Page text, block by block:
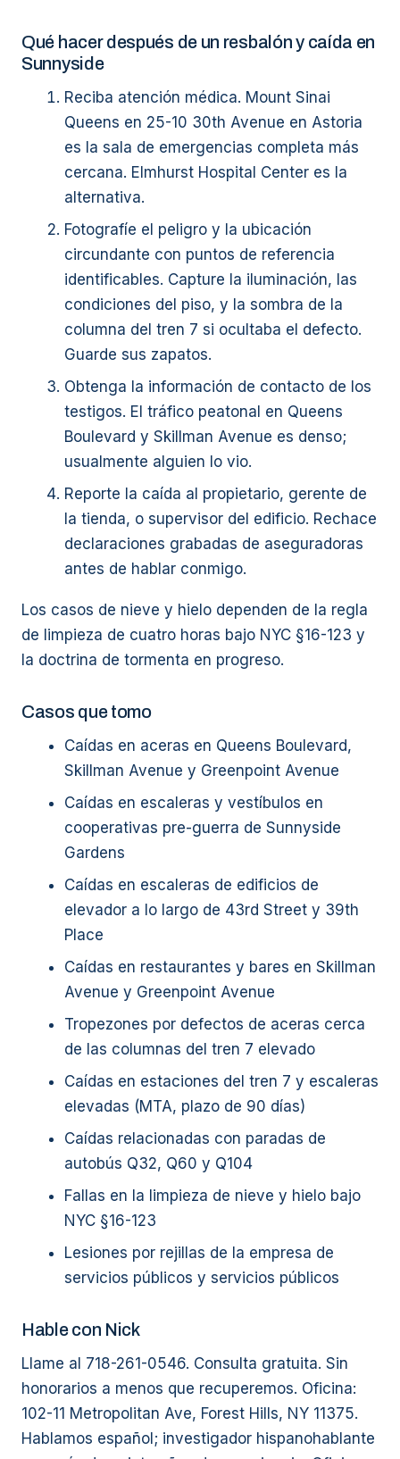
Qué hacer después de un resbalón y caída en
Sunnyside
Reciba atención médica. Mount Sinai
Queens en 25-10 30th Avenue en Astoria
es la sala de emergencias completa más
cercana. Elmhurst Hospital Center es la
alternativa.
Fotografíe el peligro y la ubicación
circundante con puntos de referencia
identificables. Capture la iluminación, las
condiciones del piso, y la sombra de la
columna del tren 7 si ocultaba el defecto.
Guarde sus zapatos.
Obtenga la información de contacto de los
testigos. El tráfico peatonal en Queens
Boulevard y Skillman Avenue es denso;
usualmente alguien lo vio.
Reporte la caída al propietario, gerente de
la tienda, o supervisor del edificio. Rechace
declaraciones grabadas de aseguradoras
antes de hablar conmigo.
Los casos de nieve y hielo dependen de la regla
de limpieza de cuatro horas bajo NYC §16-123 y
la doctrina de tormenta en progreso.
Casos que tomo
Caídas en aceras en Queens Boulevard,
Skillman Avenue y Greenpoint Avenue
Caídas en escaleras y vestíbulos en
cooperativas pre-guerra de Sunnyside
Gardens
Caídas en escaleras de edificios de
elevador a lo largo de 43rd Street y 39th
Place
Caídas en restaurantes y bares en Skillman
Avenue y Greenpoint Avenue
Tropezones por defectos de aceras cerca
de las columnas del tren 7 elevado
Caídas en estaciones del tren 7 y escaleras
elevadas (MTA, plazo de 90 días)
Caídas relacionadas con paradas de
autobús Q32, Q60 y Q104
Fallas en la limpieza de nieve y hielo bajo
NYC §16-123
Lesiones por rejillas de la empresa de
servicios públicos y servicios públicos
Hable con Nick
Llame al 718-261-0546. Consulta gratuita. Sin
honorarios a menos que recuperemos. Oficina:
102-11 Metropolitan Ave, Forest Hills, NY 11375.
Hablamos español; investigador hispanohablante